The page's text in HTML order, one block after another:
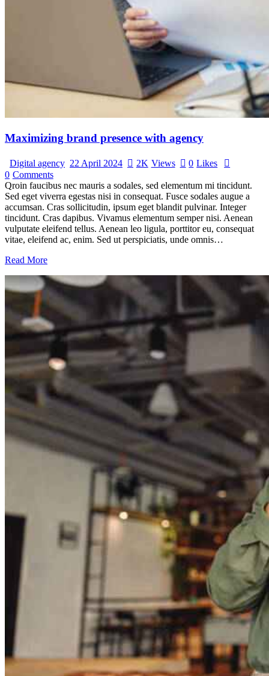
Maximizing brand presence with agency
Digital agency 22 April 2024 2K Views 0 Likes
0 Comments
Qroin faucibus nec mauris a sodales, sed elementum mi tincidunt.
Sed eget viverra egestas nisi in consequat. Fusce sodales augue a
accumsan. Cras sollicitudin, ipsum eget blandit pulvinar. Integer
tincidunt. Cras dapibus. Vivamus elementum semper nisi. Aenean
vulputate eleifend tellus. Aenean leo ligula, porttitor eu, consequat
vitae, eleifend ac, enim. Sed ut perspiciatis, unde omnis…
Read More